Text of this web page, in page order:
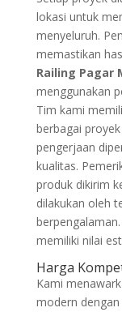
lokasi untuk
menyeluruh.
memastikan
Railing Pagar
menggunakan
Tim kami
berbagai
pengerjaan
kualitas.
produk dikirim
dilakukan oleh
memiliki nilai
Harga
Kami
modern